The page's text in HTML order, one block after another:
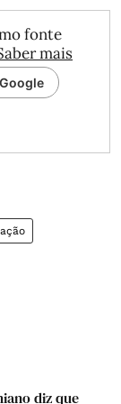
fonte
mais
diz que